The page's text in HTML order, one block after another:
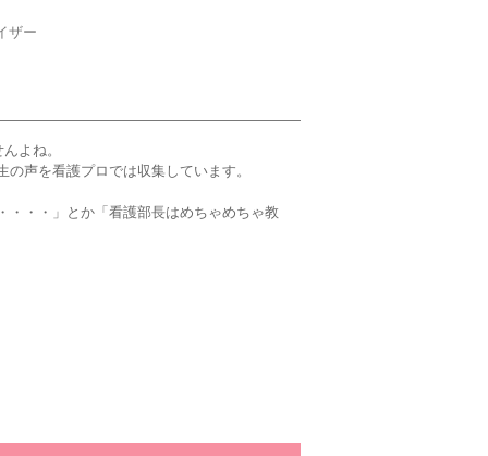
ザー
よね。
声を看護プロでは収集しています。
・・・」とか「看護部長はめちゃめちゃ教